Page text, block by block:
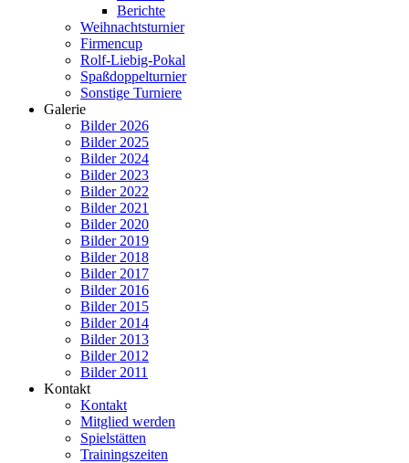
Berichte
Weihnachtsturnier
Firmencup
Rolf-Liebig-Pokal
Spaßdoppelturnier
Sonstige Turniere
Galerie
Bilder 2026
Bilder 2025
Bilder 2024
Bilder 2023
Bilder 2022
Bilder 2021
Bilder 2020
Bilder 2019
Bilder 2018
Bilder 2017
Bilder 2016
Bilder 2015
Bilder 2014
Bilder 2013
Bilder 2012
Bilder 2011
Kontakt
Kontakt
Mitglied werden
Spielstätten
Trainingszeiten